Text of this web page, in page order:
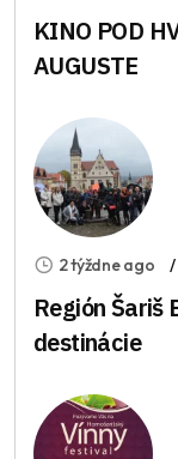
KINO POD
AUGUSTE
2 týždne ago
Región Šariš
destinácie